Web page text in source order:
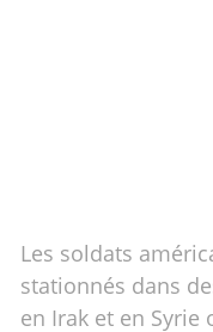
Les soldats
stationnés dans
en Irak et en Syrie